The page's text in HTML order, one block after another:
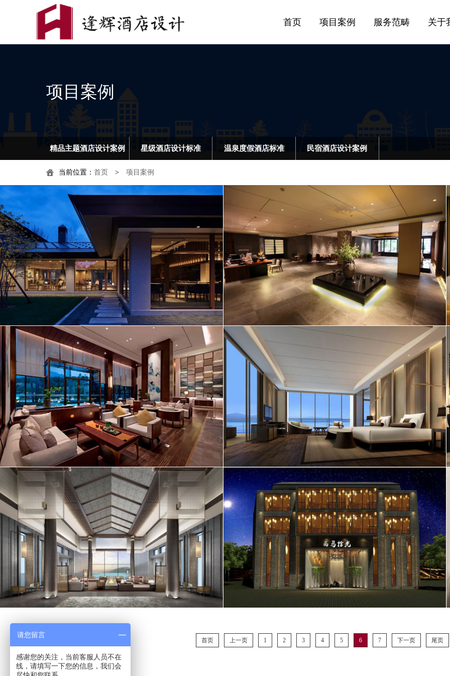
首页 项目案例 服务范畴 关于
项目案例
精品主题酒店设计案例 星级酒店设计标准 温泉度假酒店标准 民宿酒店设计案例
当前位置： 首页 > 项目案例
首页 上一页 1 2 3 4 5 6 7 下一页 尾页
请您留言
感谢您的关注，当前客服人员不在
线，请填写一下您的信息，我们会